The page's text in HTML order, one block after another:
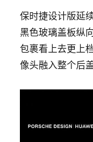
保时捷设计版延
黑色玻璃盖板纵
包裹看上去更上
像头融入整个后